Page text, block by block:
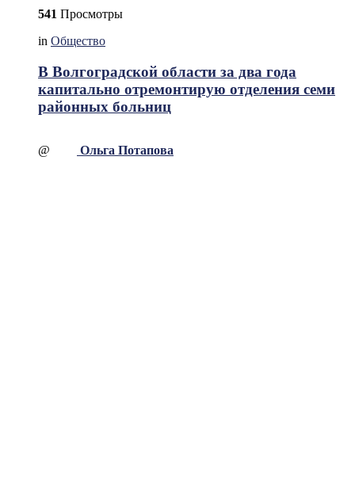
541 Просмотры
in Общество
В Волгоградской области за два года
капитально отремонтирую отделения семи
районных больниц
@ Ольга Потапова